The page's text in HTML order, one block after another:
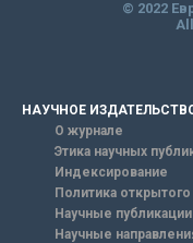
© 2022
НАУЧНОЕ
О журнале
Этика научных
Индексирование
Политика
Научные публикации
Научные